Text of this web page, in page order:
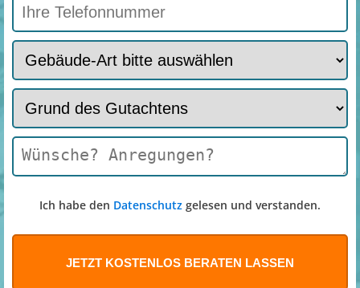
Ich habe den Datenschutz gelesen und verstanden.